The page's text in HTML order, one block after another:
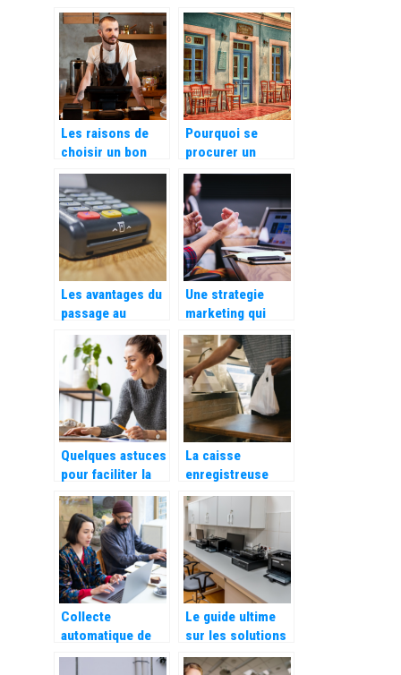
personnalisés
pour votre
entreprise
livres de
coloriage pour
adultes sont
excellents pour le
travail
Les raisons de
choisir un bon
système de point
de vente (POS)
Pourquoi se
procurer un
logiciel de
reservation pour
votre restaurant ?
Les avantages du
passage au
numerique pour
les entreprises
Une strategie
marketing qui
s’adapte aux
besoins de votre
entreprise
Quelques astuces
pour faciliter la
gestion de votre
nouvelle activite
d’auto
entrepreneurs
La caisse
enregistreuse
eco-responsable
: une innovation
pour un
commerce
durable
Collecte
automatique de
videos de
Le guide ultime
sur les solutions
pour la gestion du